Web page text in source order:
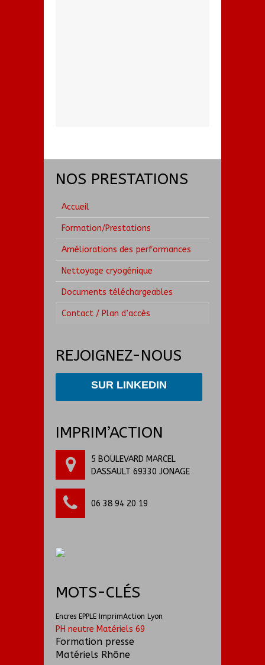
NOS PRESTATIONS
Accueil
Formation/Prestations
Améliorations des performances
Nettoyage cryogénique
Documents téléchargeables
Contact / Plan d’accès
REJOIGNEZ-NOUS
SUR LINKEDIN
IMPRIM’ACTION
5 BOULEVARD MARCEL
DASSAULT 69330 JONAGE
06 38 94 20 19
MOTS-CLÉS
Encres EPPLE ImprimAction Lyon
PH neutre Matériels 69
Formation presse
Matériels Rhône